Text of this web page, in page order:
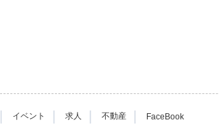
イベント 求人 不動産 FaceBook